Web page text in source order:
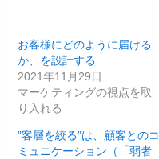
お客様にどのように届ける
か、を設計する
2021年11月29日
マーケティングの視点を取
り入れる
”客層を絞る”は、顧客とのコ
ミュニケーション（「弱者